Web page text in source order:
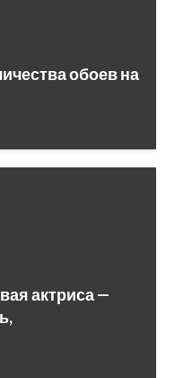
обоев на
актриса —